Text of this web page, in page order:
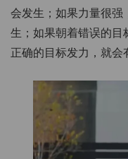
会发生；如果力量很强
生；如果朝着错误的目
正确的目标发力，就会